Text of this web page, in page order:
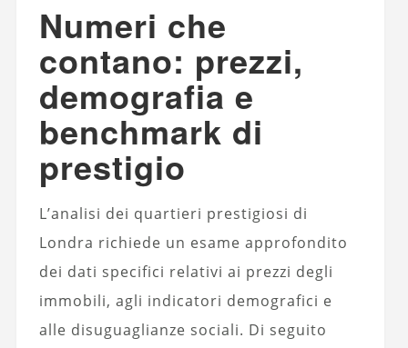
Numeri che
contano: prezzi,
demografia e
benchmark di
prestigio
L’analisi dei quartieri prestigiosi di
Londra richiede un esame approfondito
dei dati specifici relativi ai prezzi degli
immobili, agli indicatori demografici e
alle disuguaglianze sociali. Di seguito